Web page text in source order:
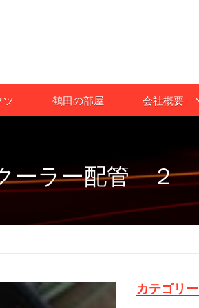
ツ 鶴田の部屋 会社概要
ーラー配管 ２
カテゴリー